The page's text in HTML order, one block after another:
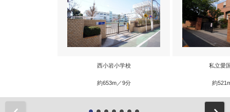
西小岩小学校
約653m／9分
私立愛
約